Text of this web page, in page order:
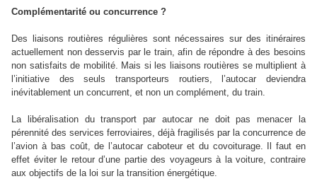
Complémentarité ou concurrence ?
Des liaisons routières régulières sont nécessaires sur des itinéraires
actuellement non desservis par le train, afin de répondre à des besoins
non satisfaits de mobilité. Mais si les liaisons routières se multiplient à
l’initiative des seuls transporteurs routiers, l’autocar deviendra
inévitablement un concurrent, et non un complément, du train.
La libéralisation du transport par autocar ne doit pas menacer la
pérennité des services ferroviaires, déjà fragilisés par la concurrence de
l’avion à bas coût, de l’autocar caboteur et du covoiturage. Il faut en
effet éviter le retour d’une partie des voyageurs à la voiture, contraire
aux objectifs de la loi sur la transition énergétique.